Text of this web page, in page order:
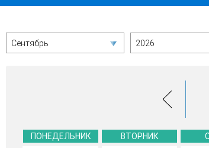
Сентябрь 2026
ПОНЕДЕЛЬНИК ВТОРНИК